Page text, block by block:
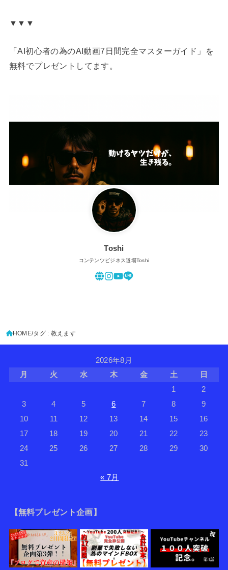
▼▼▼
「AI初心者の為のAI動画7日間完全マスターガイド」を
無料でプレゼントしてます。
Toshi
コンテンツビジネス道場Toshi
HOME タグ : 教えます
2026年8月
月
火 水 木 金 土
日
1
2
3
4 5 6 7 8
9
10
11 12 13 14 15
16
17
18 19 20 21 22
23
24
25 26 27 28 29
30
31
« 7月
【無料プレゼント企画】